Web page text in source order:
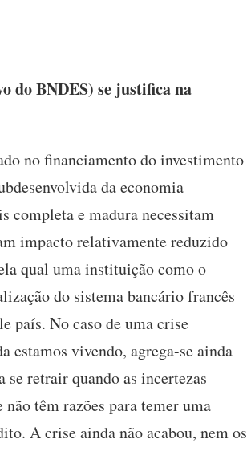
do BNDES) se justifica na
no financiamento do investimento
da economia
completa e madura necessitam
impacto relativamente reduzido
qual uma instituição como o
do sistema bancário francês
país. No caso de uma crise
estamos vivendo, agrega-se ainda
retrair quando as incertezas
têm razões para temer uma
A crise ainda não acabou, nem os